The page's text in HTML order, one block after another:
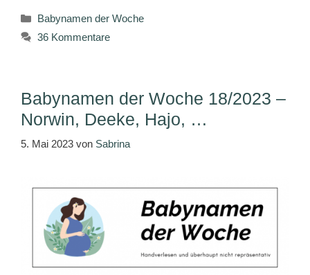
Kategorien
Babynamen der Woche
36 Kommentare
Babynamen der Woche 18/2023 –
Norwin, Deeke, Hajo, …
5. Mai 2023 von Sabrina